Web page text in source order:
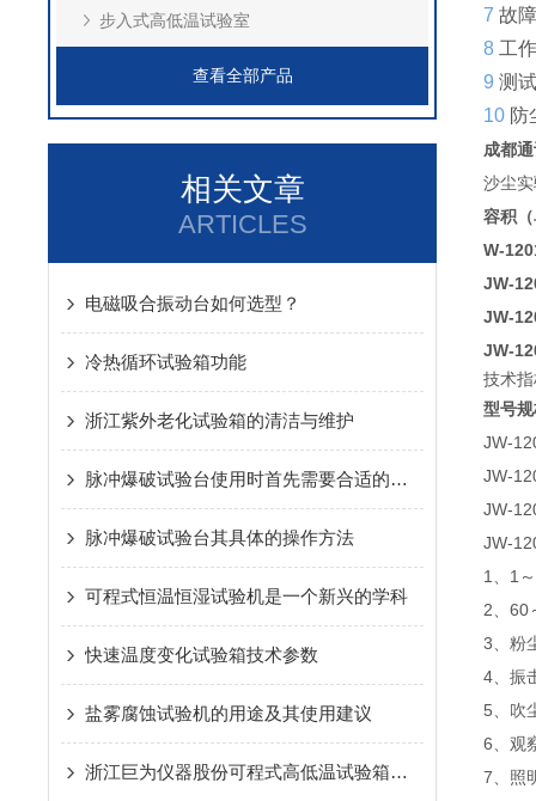
步入式高低温试验室
查看全部产品
相关文章
ARTICLES
电磁吸合振动台如何选型？
冷热循环试验箱功能
浙江紫外老化试验箱的清洁与维护
脉冲爆破试验台使用时首先需要合适的试样进行测试
脉冲爆破试验台其具体的操作方法
可程式恒温恒湿试验机是一个新兴的学科
快速温度变化试验箱技术参数
盐雾腐蚀试验机的用途及其使用建议
浙江巨为仪器股份可程式高低温试验箱简介
7 故
8 工
9 测
10 防
成都
沙尘
容积
W-
JW-
JW-
JW-
技术
型号
JW-
JW-
JW-
JW-
1、1
2、60
3、粉
4、振
5、吹
6、观
7、照